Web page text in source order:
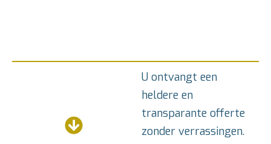
U ontvangt een
heldere en
transparante offerte
zonder verrassingen.